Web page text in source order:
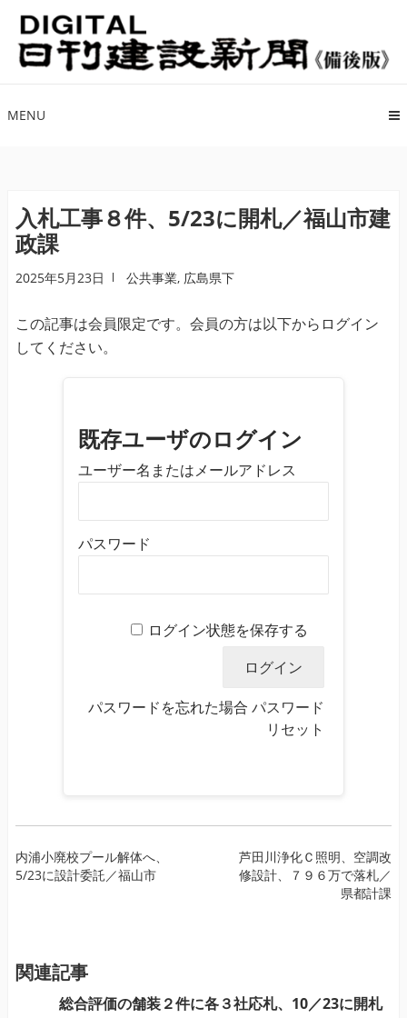
ナ
ビ
ゲ
シ
キ
ッ
プ
コ
ン
テ
ツ
プ
MENU
入札工事８件、5/23に開札／福山市建
政課
2025年5月23日 公共事業, 広島県下
この記事は会員限定です。会員の方は以下からログイン
してください。
既存ユーザのログイン
ユーザー名またはメールアドレス
パスワード
ログイン状態を保存する
パスワードを忘れた場合 パスワード
リセット
投
稿
ー
内浦小廃校プール解体へ、
5/23に設計委託／福山市
芦田川浄化Ｃ照明、空調改
修設計、７９６万で落札／
県都計課
関連記事
総合評価の舗装２件に各３社応札、10／23に開札